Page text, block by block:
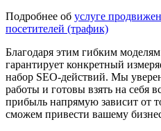
Подробнее об услуге
посетителей (трафик)
Благодаря этим гибким
гарантирует конкретный
набор SEO-действий. Мы
работы и готовы взять на себя
прибыль напрямую зависит от
сможем привести вашему